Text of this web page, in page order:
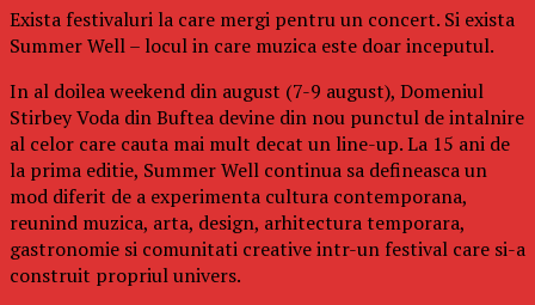
Exista festivaluri la care mergi pentru un concert. Si exista
Summer Well – locul in care muzica este doar inceputul.
In al doilea weekend din august (7-9 august), Domeniul
Stirbey Voda din Buftea devine din nou punctul de intalnire
al celor care cauta mai mult decat un line-up. La 15 ani de
la prima editie, Summer Well continua sa defineasca un
mod diferit de a experimenta cultura contemporana,
reunind muzica, arta, design, arhitectura temporara,
gastronomie si comunitati creative intr-un festival care si-a
construit propriul univers.